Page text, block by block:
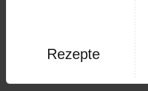
Rezepte